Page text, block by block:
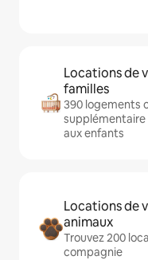
Locations de
familles
390 logements
aux enfants
Locations de
animaux
Trouvez 200
compagnie